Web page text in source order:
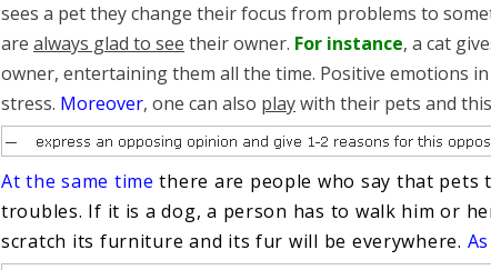
sees a pet they change their focus from problems to
are always glad to see their owner. For instance, a cat
owner, entertaining them all the time. Positive emotions
stress. Moreover, one can also playwith their pets and
At the same time there are people who say that
troubles. If it is a dog, a person has to walk him or
scratch its furniture and its fur will be everywhere.